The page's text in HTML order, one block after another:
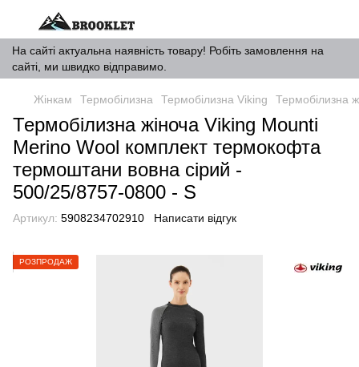
На сайті актуальна наявність товару! Робіть замовлення на
сайті, ми швидко відправимо.
Жінкам Термобілизна Термобілизна Viking Термобілизна
Термобілизна жіноча Viking Mounti
Merino Wool комплект термокофта
термоштани вовна сірий -
500/25/8757-0800 - S
Артикул: 5908234702910 Написати відгук
РОЗПРОДАЖ